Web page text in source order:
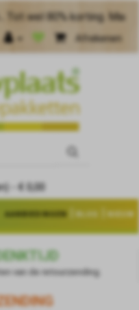
80% korting. Maak meer
Afrekenen
- € 0,00
| |
van de retourzending.